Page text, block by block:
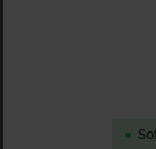
Durchschnittliche